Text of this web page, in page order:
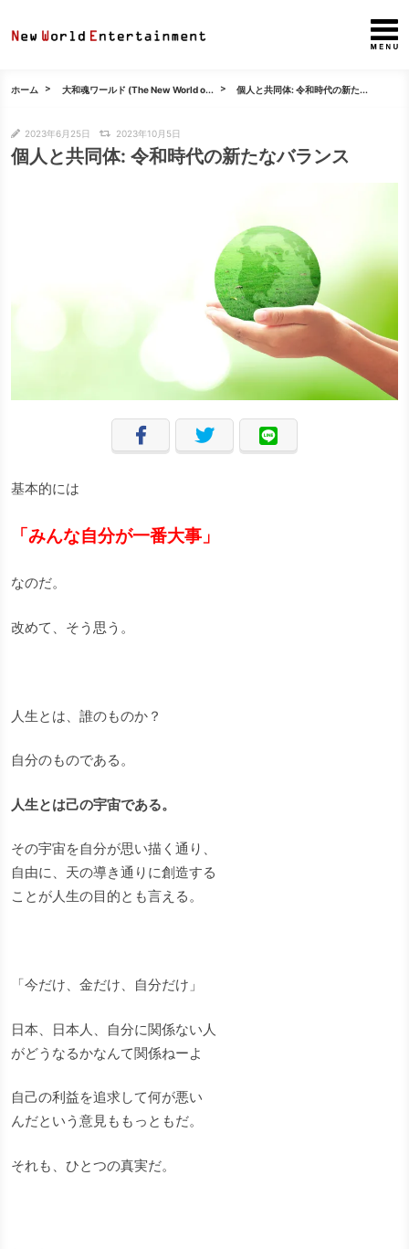
ホーム 大和魂ワールド (The New World o... 個人と共同体: 令和時代の新た...
2023年6月25日 2023年10月5日
個人と共同体: 令和時代の新たなバランス
基本的には
「みんな自分が一番大事」
なのだ。
改めて、そう思う。
人生とは、誰のものか？
自分のものである。
人生とは己の宇宙である。
その宇宙を自分が思い描く通り、
自由に、天の導き通りに創造する
ことが人生の目的とも言える。
「今だけ、金だけ、自分だけ」
日本、日本人、自分に関係ない人
がどうなるかなんて関係ねーよ
自己の利益を追求して何が悪い
んだという意見ももっともだ。
それも、ひとつの真実だ。